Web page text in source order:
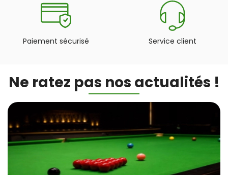
Paiement sécurisé Service client
Ne ratez pas nos actualités !